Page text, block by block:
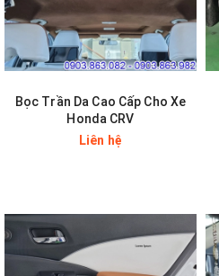
Bọc Trần Da Cao Cấp Cho Xe
Honda CRV
Liên hệ